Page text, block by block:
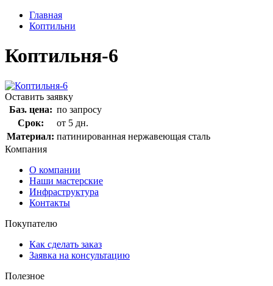
Главная
Коптильни
Коптильня-6
Оставить заявку
Баз. цена: по запросу
Срок:
от 5 дн.
Материал: патинированная нержавеющая сталь
Компания
О компании
Наши мастерские
Инфраструктура
Контакты
Покупателю
Как сделать заказ
Заявка на консультацию
Полезное